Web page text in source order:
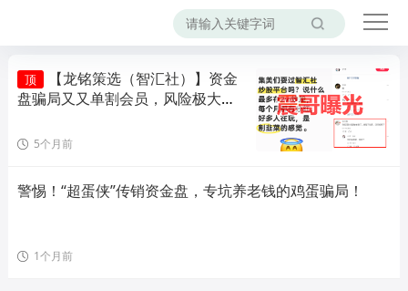
顶
【龙铭策选（智汇社）】资金
盘骗局又又单割会员，风险极大，
5个月前
警惕！“超蛋侠”传销资金盘，专坑养老钱的鸡蛋骗局！
1个月前